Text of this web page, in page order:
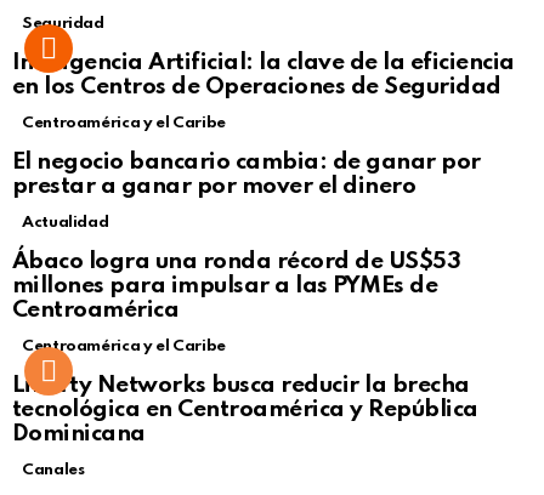
Seguridad
Inteligencia Artificial: la clave de la eficiencia
en los Centros de Operaciones de Seguridad
Centroamérica y el Caribe
El negocio bancario cambia: de ganar por
prestar a ganar por mover el dinero
Not Safe For Work
Click to view this post
Actualidad
Ábaco logra una ronda récord de US$53
millones para impulsar a las PYMEs de
Centroamérica
Centroamérica y el Caribe
Liberty Networks busca reducir la brecha
tecnológica en Centroamérica y República
Dominicana
Canales